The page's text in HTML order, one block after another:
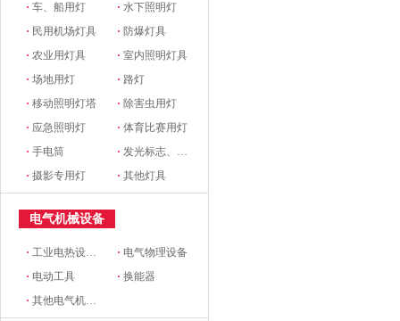
·车、船用灯 ·水下照明灯
· 民用机场灯具 · 防爆灯具
·农业用灯具 ·室内照明灯具
·场地用灯 · 路灯
·移动照明灯塔 · 除害虫用灯
· 应急照明灯 ·体育比赛用灯
·手电筒 ·发光标志、铭牌
·摄影专用灯 ·其他灯具
电气机械设备
·工业电热设备(电炉) · 电气物理设备
· 电动工具 ·换能器
·其他电气机械设备